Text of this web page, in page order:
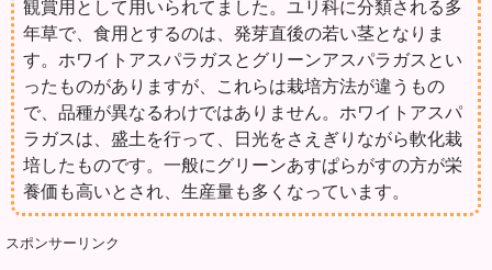
観賞用として用いられてました。ユリ科に分類される多
年草で、食用とするのは、発芽直後の若い茎となりま
す。ホワイトアスパラガスとグリーンアスパラガスとい
ったものがありますが、これらは栽培方法が違うもの
で、品種が異なるわけではありません。ホワイトアスパ
ラガスは、盛土を行って、日光をさえぎりながら軟化栽
培したものです。一般にグリーンあすぱらがすの方が栄
養価も高いとされ、生産量も多くなっています。
スポンサーリンク